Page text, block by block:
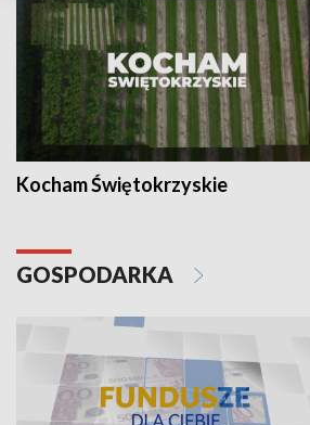
Kocham Świętokrzyskie
GOSPODARKA